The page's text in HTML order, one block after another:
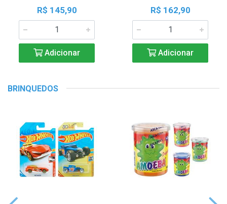
R$ 145,90
Adicionar
R$ 162,90
Adicionar
BRINQUEDOS